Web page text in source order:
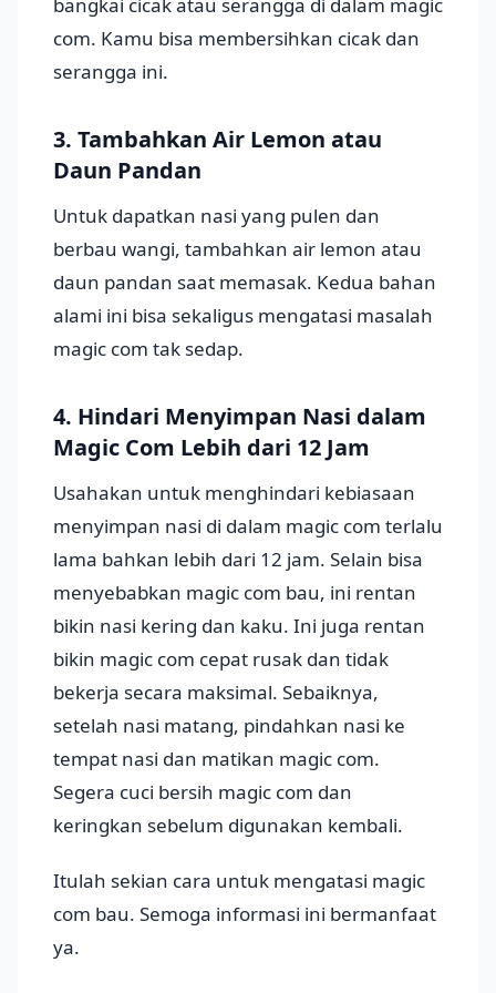
com. Kamu bisa membersihkan cicak dan
serangga ini.
3. Tambahkan Air Lemon atau
Daun Pandan
Untuk dapatkan nasi yang pulen dan
berbau wangi, tambahkan air lemon atau
daun pandan saat memasak. Kedua bahan
alami ini bisa sekaligus mengatasi masalah
magic com tak sedap.
4. Hindari Menyimpan Nasi dalam
Magic Com Lebih dari 12 Jam
Usahakan untuk menghindari kebiasaan
menyimpan nasi di dalam magic com terlalu
lama bahkan lebih dari 12 jam. Selain bisa
menyebabkan magic com bau, ini rentan
bikin nasi kering dan kaku. Ini juga rentan
bikin magic com cepat rusak dan tidak
bekerja secara maksimal. Sebaiknya,
setelah nasi matang, pindahkan nasi ke
tempat nasi dan matikan magic com.
Segera cuci bersih magic com dan
keringkan sebelum digunakan kembali.
Itulah sekian cara untuk mengatasi magic
com bau. Semoga informasi ini bermanfaat
ya.